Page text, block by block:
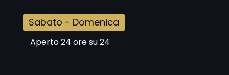
Sabato - Domenica
Aperto 24 ore su 24